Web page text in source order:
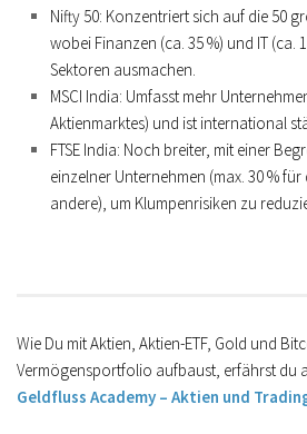
Nifty 50: Konzentriert sich auf die 50
wobei Finanzen (ca. 35 %) und IT (ca.
Sektoren ausmachen.
MSCI India: Umfasst mehr
Aktienmarktes) und ist international
FTSE India: Noch breiter, mit einer
einzelner Unternehmen (max. 30 %
andere), um Klumpenrisiken zu
Wie Du mit Aktien, Aktien-ETF, Gold und
Vermögensportfolio aufbaust, erfährst du
Geldfluss Academy – Aktien und